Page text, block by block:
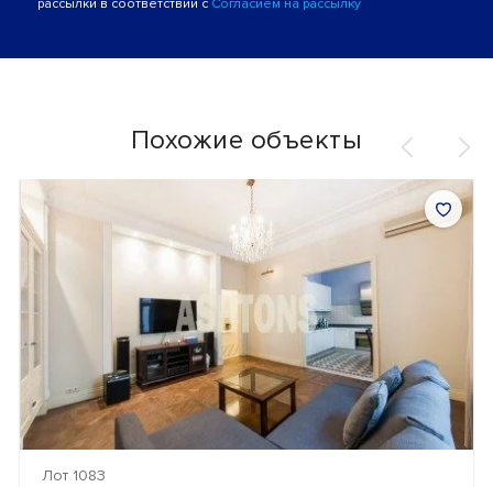
рассылки в соответствии с Согласием на рассылку
Похожие объекты
Лот 1083